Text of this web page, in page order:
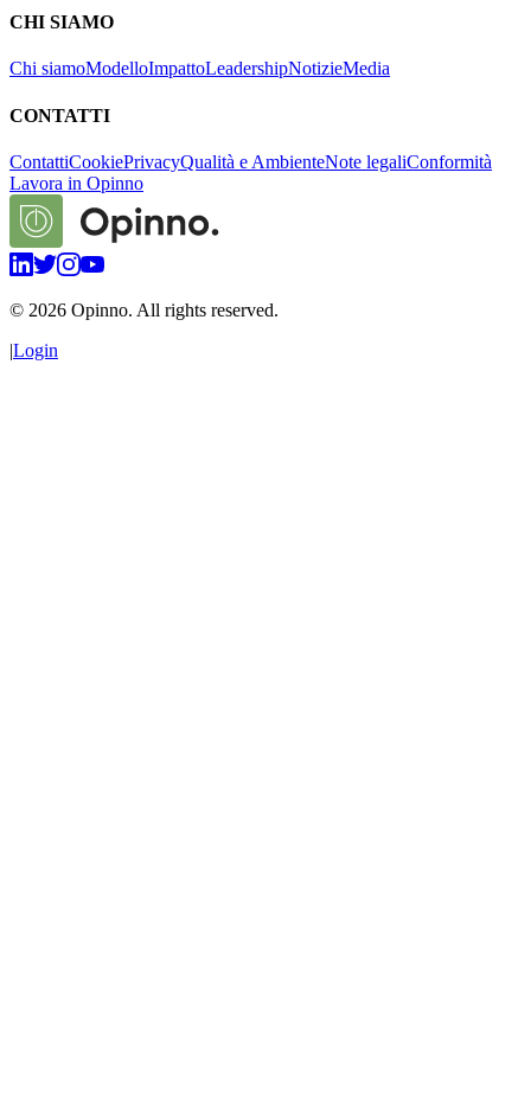
CHI SIAMO
Chi siamoModelloImpattoLeadershipNotizieMedia
CONTATTI
ContattiCookiePrivacyQualità e AmbienteNote legaliConformità
Lavora in Opinno
© 2026 Opinno. All rights reserved.
|Login